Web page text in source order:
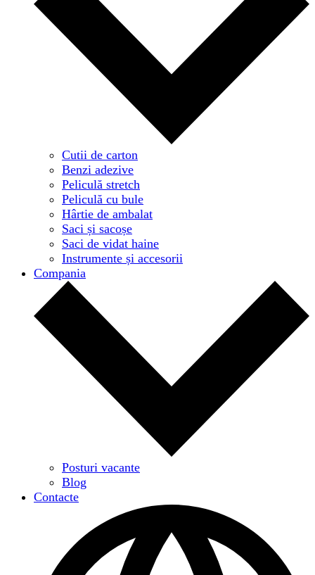
Cutii de carton
Benzi adezive
Peliculă stretch
Peliculă cu bule
Hârtie de ambalat
Saci și sacoșe
Saci de vidat haine
Instrumente și accesorii
Compania
Posturi vacante
Blog
Contacte